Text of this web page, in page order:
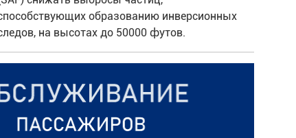
образованию инверсионных
на высотах до 50000 футов.